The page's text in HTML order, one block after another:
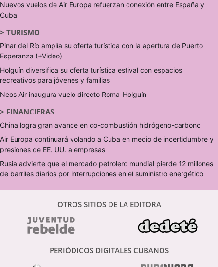
Nuevos vuelos de Air Europa refuerzan conexión entre España y
Cuba
> TURISMO
Pinar del Río amplía su oferta turística con la apertura de Puerto
Esperanza (+Video)
Holguín diversifica su oferta turística estival con espacios
recreativos para jóvenes y familias
Neos Air inaugura vuelo directo Roma-Holguín
> FINANCIERAS
China logra gran avance en co-combustión hidrógeno-carbono
Air Europa continuará volando a Cuba en medio de incertidumbre y
presiones de EE. UU. a empresas
Rusia advierte que el mercado petrolero mundial pierde 12 millones
de barriles diarios por interrupciones en el suministro energético
OTROS SITIOS DE LA EDITORA
PERIÓDICOS DIGITALES CUBANOS